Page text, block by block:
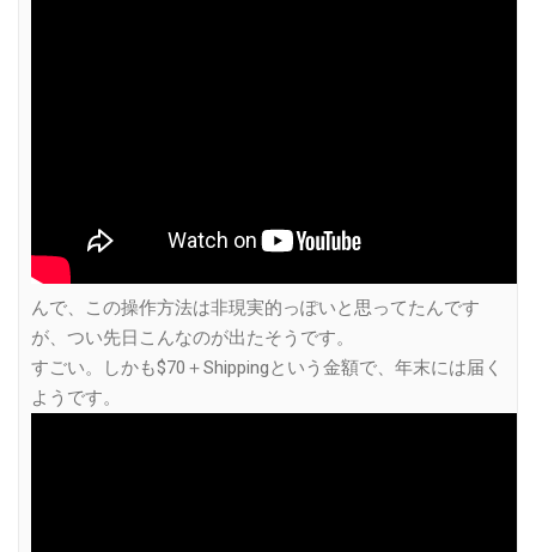
んで、この操作方法は非現実的っぽいと思ってたんです
が、つい先日こんなのが出たそうです。
すごい。しかも$70＋Shippingという金額で、年末には届く
ようです。